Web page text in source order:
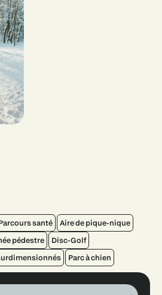
santé
Aire de pique-nique
pédestre
Disc-Golf
Parc à chien